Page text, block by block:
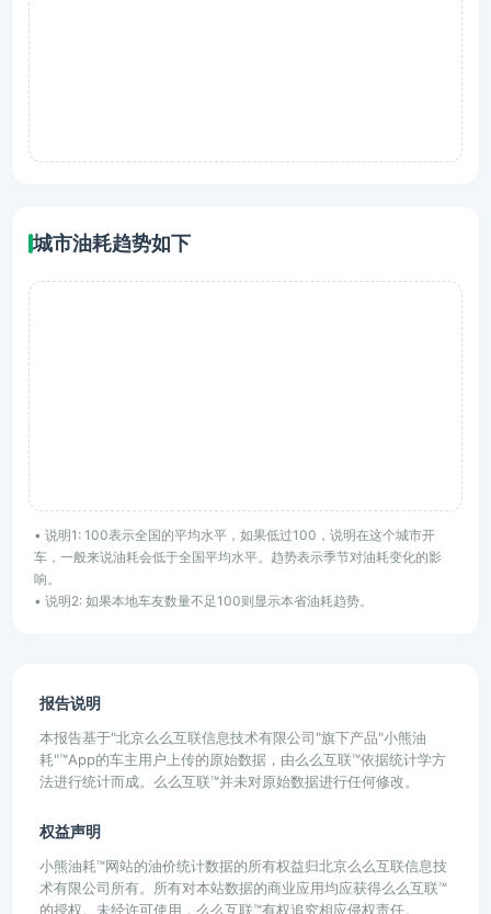
城市油耗趋势如下
• 说明1: 100表示全国的平均水平，如果低过100，说明在这个城市开
车，一般来说油耗会低于全国平均水平。趋势表示季节对油耗变化的影
响。
• 说明2: 如果本地车友数量不足100则显示本省油耗趋势。
报告说明
本报告基于"北京么么互联信息技术有限公司"旗下产品"小熊油
耗"™App的车主用户上传的原始数据，由么么互联™依据统计学方
法进行统计而成。么么互联™并未对原始数据进行任何修改。
权益声明
小熊油耗™网站的油价统计数据的所有权益归北京么么互联信息技
术有限公司所有。所有对本站数据的商业应用均应获得么么互联™
的授权。未经许可使用，么么互联™有权追究相应侵权责任。